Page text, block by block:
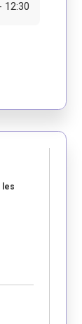
12:30
les